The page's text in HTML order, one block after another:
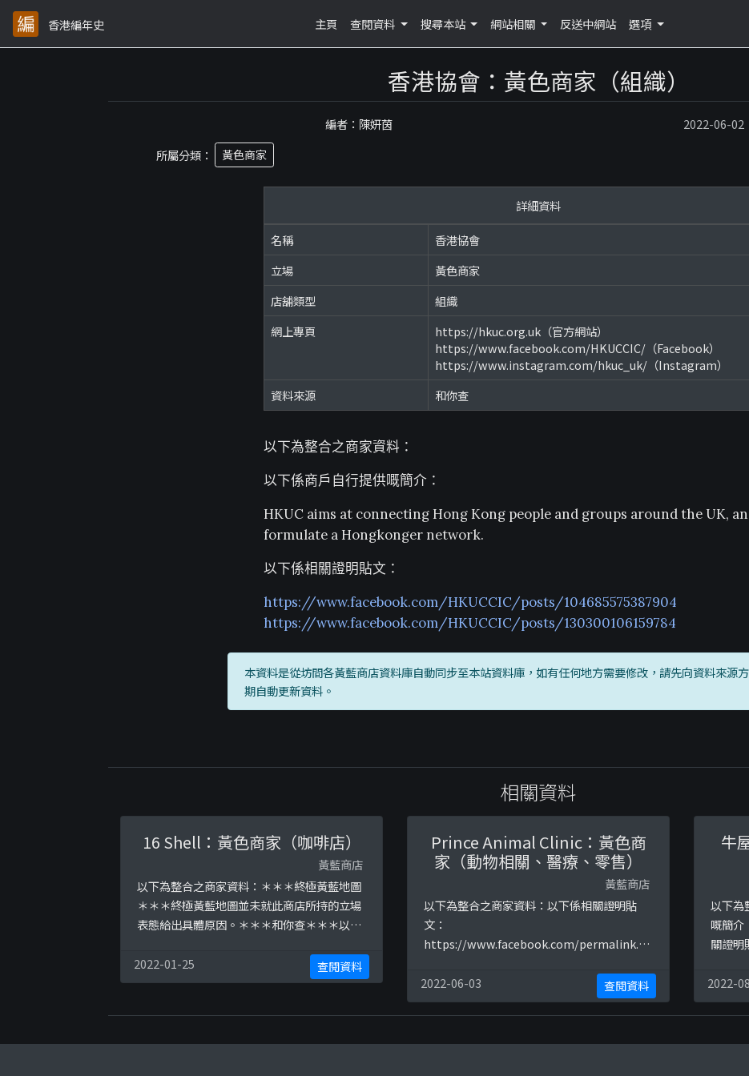
香港編年史 主頁 查閱資料 搜尋本站 網站相關 反送中網站 選項
香港協會：黃色商家（組織）
編者：陳妍茵
2022-06-02
所屬分類：
黃色商家
詳細資料
名稱
香港協會
立場
黃色商家
店舖類型
組織
網上專頁
https://hkuc.org.uk（官方網站）
https://www.facebook.com/HKUCCIC/（Facebook）
https://www.instagram.com/hkuc_uk/（Instagram）
資料來源
和你查
以下為整合之商家資料：
以下係商戶自行提供嘅簡介：
HKUC aims at connecting Hong Kong people and groups around the UK,
formulate a Hongkonger network.
以下係相關證明貼文：
https://www.facebook.com/HKUCCIC/posts/104685575387904
https://www.facebook.com/HKUCCIC/posts/130300106159784
本資料是從坊間各黃藍商店資料庫自動同步至本站資料庫，如有任何地方需要修改，請先向資料來源
期自動更新資料。
相關資料
16 Shell：黃色商家（咖啡店）
黃藍商店
以下為整合之商家資料：＊＊＊終極黃藍地圖
＊＊＊終極黃藍地圖並未就此商店所持的立場
表態給出具體原因。＊＊＊和你查＊＊＊以下
X 意大利fusion菜西餐廳，位於天后炮台山的
情調小店，菜式設計配搭大膽新穎。以健康食
以下係相關證明貼文：
2022-01-25 查閱資料
Prince Animal Clinic：黃色商
家（動物相關、醫療、零售）
黃藍商店
以下為整合之商家資料：以下係相關證明貼
文：
https://www.facebook.com/permalink.ph
story_fbid=2329649243778515&amp;id=4
28852000524925
2022-06-03 查閱資料
牛
以下為
嘅簡介
關證明
3621/
2022-